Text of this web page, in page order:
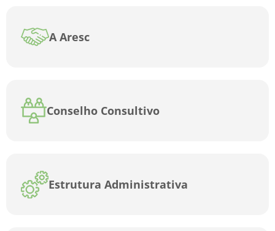
A Aresc
Conselho Consultivo
Estrutura Administrativa